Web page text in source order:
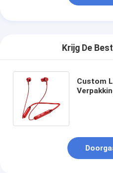
Krijg De
Custom